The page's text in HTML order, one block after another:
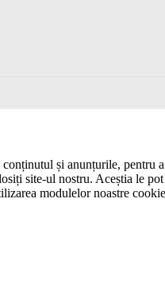
și anunțurile, pentru
site-ul nostru. Aceștia le
modulelor noastre